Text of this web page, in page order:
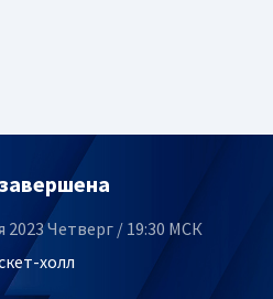
2023 Четверг / 19:30 МСК
холл